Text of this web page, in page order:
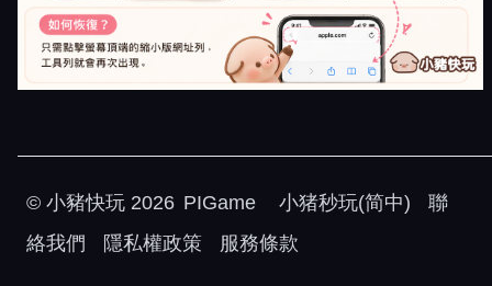
© 小豬快玩 2026 PIGame 小猪秒玩(简中)
聯
絡我們
隱私權政策 服務條款